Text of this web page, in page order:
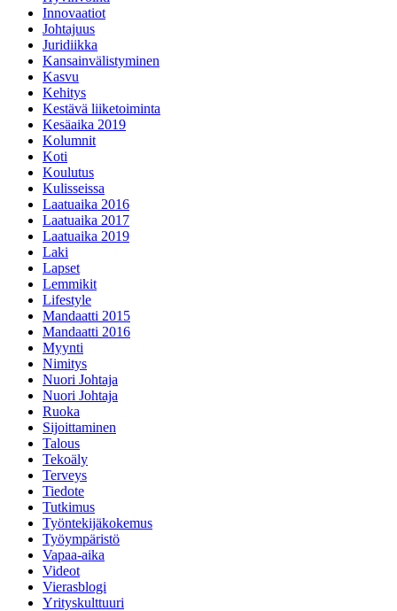
Innovaatiot
Johtajuus
Juridiikka
Kansainvälistyminen
Kasvu
Kehitys
Kestävä liiketoiminta
Kesäaika 2019
Kolumnit
Koti
Koulutus
Kulisseissa
Laatuaika 2016
Laatuaika 2017
Laatuaika 2019
Laki
Lapset
Lemmikit
Lifestyle
Mandaatti 2015
Mandaatti 2016
Myynti
Nimitys
Nuori Johtaja
Nuori Johtaja
Ruoka
Sijoittaminen
Talous
Tekoäly
Terveys
Tiedote
Tutkimus
Työntekijäkokemus
Työympäristö
Vapaa-aika
Videot
Vierasblogi
Yrityskulttuuri